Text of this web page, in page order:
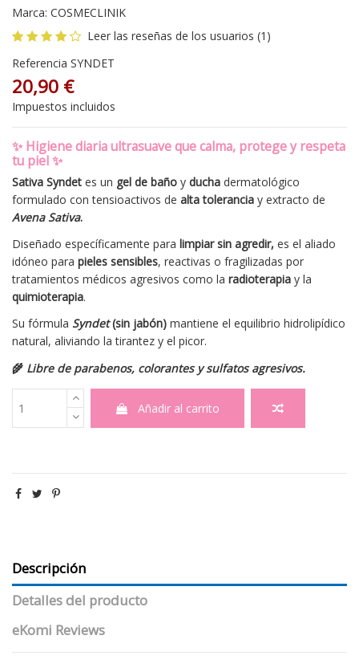
Marca: COSMECLINIK
Leer las reseñas de los usuarios (1)
Referencia SYNDET
20,90 €
Impuestos incluidos
✨Higiene diaria ultrasuave que calma, protege y respeta
tu piel✨
Sativa Syndet es un gel de baño y ducha dermatológico
formulado con tensioactivos de alta tolerancia y extracto de
Avena Sativa.
Diseñado específicamente para limpiar sin agredir, es el aliado
idóneo para pieles sensibles, reactivas o fragilizadas por
tratamientos médicos agresivos como la radioterapia y la
quimioterapia.
Su fórmula Syndet(sin jabón) mantiene el equilibrio hidrolipídico
natural, aliviando la tirantez y el picor.
🌾 Libre de parabenos, colorantes y sulfatos agresivos.
Añadir al carrito
Descripción
Detalles del producto
eKomi Reviews